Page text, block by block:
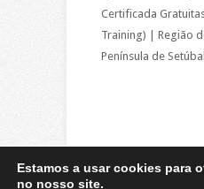
Certificada
Training) | Região
Península de
Estamos a usar cookies para
no nosso site.